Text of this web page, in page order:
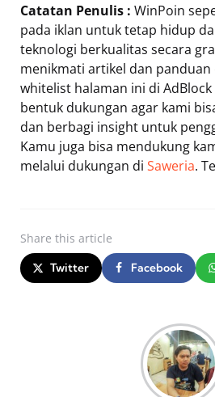
Catatan Penulis : WinPoin
pada iklan untuk tetap hidup
teknologi berkualitas secara
menikmati artikel dan
whitelist halaman ini di AdBlock
bentuk dukungan agar kami
dan berbagi insight untuk
Kamu juga bisa mendukung
melalui dukungan di Saweria.
Share this article
Twitter Facebook